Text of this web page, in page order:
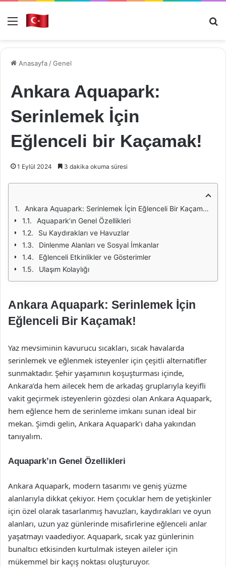
Menü
Anasayfa /Genel
Ankara Aquapark:
Serinlemek İçin
Eğlenceli bir Kaçamak!
1 Eylül 2024 3 dakika okuma süresi
Ankara Aquapark: Serinlemek İçin Eğlenceli Bir Kaçamak!
Aquapark’ın Genel Özellikleri
Su Kaydırakları ve Havuzlar
Dinlenme Alanları ve Sosyal İmkanlar
Eğlenceli Etkinlikler ve Gösterimler
Ulaşım Kolaylığı
Ankara Aquapark: Serinlemek İçin
Eğlenceli Bir Kaçamak!
Yaz mevsiminin kavurucu sıcakları, sıcak havalarda
serinlemek ve eğlenmek isteyenler için çeşitli alternatifler
sunmaktadır. Şehir yaşamının koşuşturması içinde,
Ankara’da hem ailecek hem de arkadaş gruplarıyla keyifli
vakit geçirmek isteyenlerin gözdesi olan Ankara Aquapark,
hem eğlence hem de serinleme imkanı sunan ideal bir
mekan. Şimdi gelin, Ankara Aquapark’ı daha yakından
tanıyalım.
Aquapark’ın Genel Özellikleri
Ankara Aquapark, modern tasarımı ve geniş yüzme
alanlarıyla dikkat çekiyor. Hem çocuklar hem de yetişkinler
için özel olarak tasarlanmış havuzları, kaydırakları ve oyun
alanları, uzun yaz günlerinde misafirlerine eğlenceli anlar
yaşatmayı vaadediyor. Aquapark, sıcak yaz günlerinin
bunaltıcı etkisinden kurtulmak isteyen aileler için
mükemmel bir kaçış noktası oluşturuyor.